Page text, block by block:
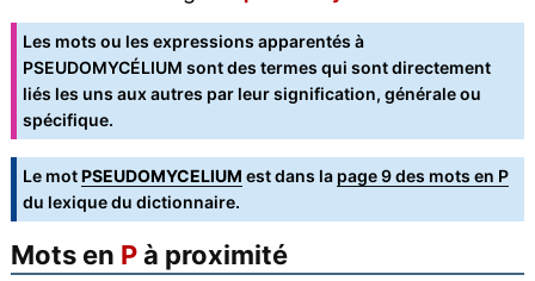
Les mots ou les expressions apparentés à
PSEUDOMYCÉLIUM sont des termes qui sont directement
liés les uns aux autres par leur signification, générale ou
spécifique.
Le motPSEUDOMYCELIUM est dans la page 9 des mots en P
du lexique du dictionnaire.
Mots en Pà proximité